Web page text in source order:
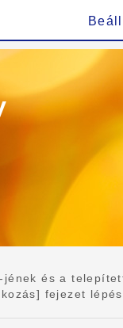
és a
fejezet